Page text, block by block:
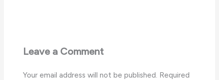
Leave a Comment
Your email address will not be published. Required